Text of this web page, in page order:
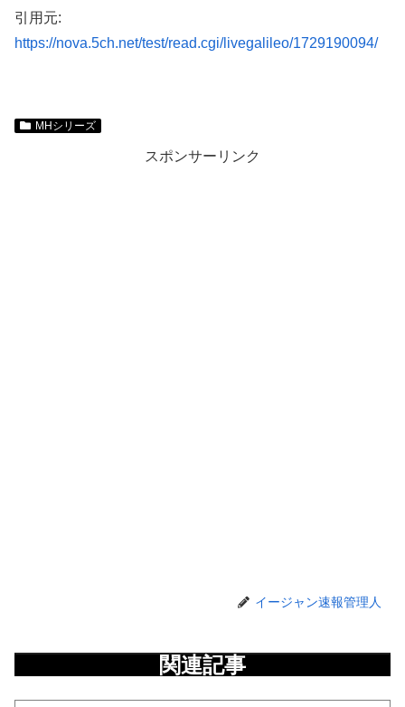
引用元:
https://nova.5ch.net/test/read.cgi/livegalileo/1729190094/
MHシリーズ
スポンサーリンク
イージャン速報管理人
関連記事